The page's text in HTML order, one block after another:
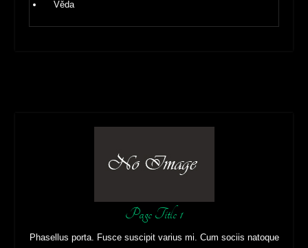
Věda
Page Title 1
Phasellus porta. Fusce suscipit varius mi. Cum sociis natoque